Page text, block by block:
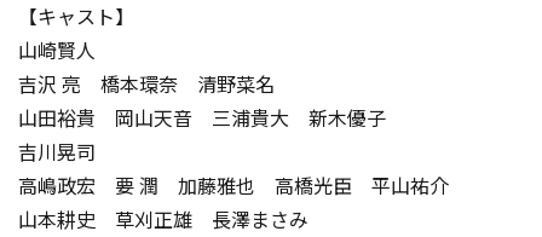
【キャスト】
山崎賢人
吉沢 亮 橋本環奈 清野菜名
山田裕貴 岡山天音 三浦貴大 新木優子
吉川晃司
高嶋政宏 要 潤 加藤雅也 高橋光臣 平山祐介
山本耕史 草刈正雄 長澤まさみ